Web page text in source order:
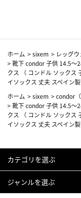
ホーム >sixem > レッグウ
>靴下 condor 子供 14.5～
クス （ コンドル ソックス
イソックス 丈夫 スペイン
ホーム >sixem >condor（
>靴下 condor 子供 14.5～
クス （ コンドル ソックス
イソックス 丈夫 スペイン
カテゴリを選ぶ
ジャンルを選ぶ